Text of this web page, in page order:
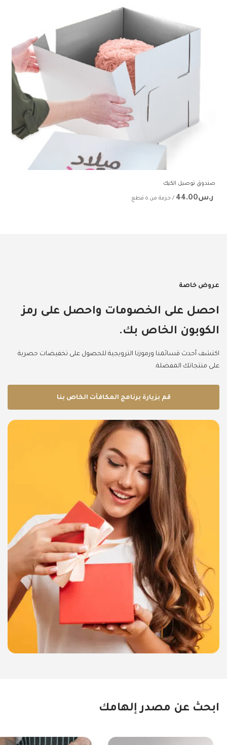
صندوق توصيل الكيك
ر.س44.00 / حزمة من ٥ قطع
عروض خاصة
احصل على الخصومات واحصل على رمز
الكوبون الخاص بك.
اكتشف أحدث قسائمنا ورموزنا الترويجية للحصول على تخفيضات حصرية
على منتجاتك المفضلة.
قم بزيارة برنامج المكافآت الخاص بنا
ابحث عن مصدر إلهامك